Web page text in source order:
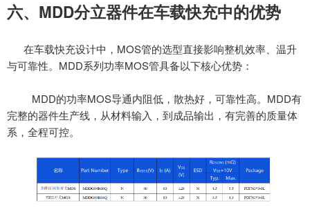
六、 MDD分立器件在车载快充中的优势
在车载快充设计中， MOS管的选型直接影响整机效率、温升
与可靠性。MDD系列功率MOS管具备以下核心优势：
MDD的功率MOS导通内阻低，散热好，可靠性高。MDD有
完整的器件生产线，从材料输入，到成品输出，有完善的质量体
系，全程可控。